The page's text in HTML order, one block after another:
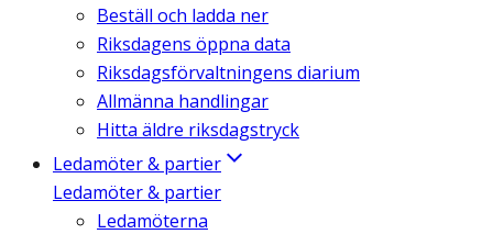
Beställ och ladda ner
Riksdagens öppna data
Riksdagsförvaltningens diarium
Allmänna handlingar
Hitta äldre riksdagstryck
Ledamöter & partier
Ledamöter & partier
Ledamöterna